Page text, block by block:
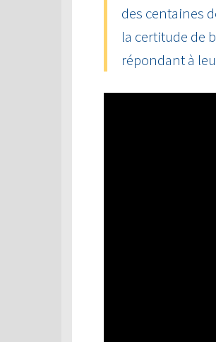
des centaines
la certitude de
répondant à